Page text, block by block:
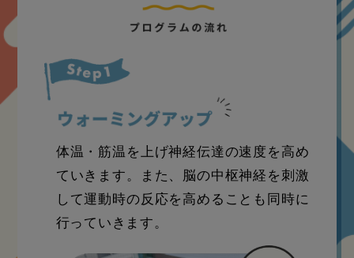
体温・筋温を上げ神経伝達の速度を高め
ていきます。また、脳の中枢神経を刺激
して運動時の反応を高めることも同時に
行っていきます。